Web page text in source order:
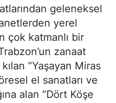
geleneksel
yerel
çok katmanlı bir
zanaat
“Yaşayan Miras
el sanatları ve
alan “Dört Köşe